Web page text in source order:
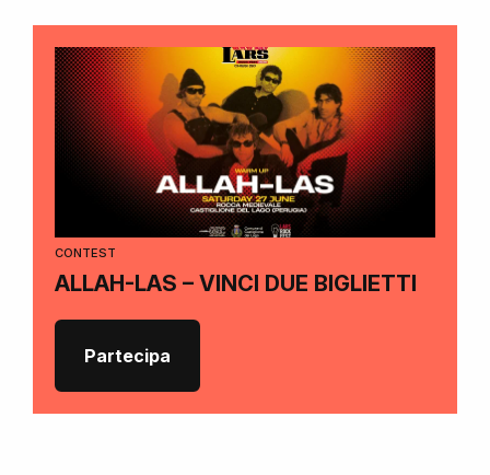
CONTEST
ALLAH-LAS – VINCI DUE BIGLIETTI
Partecipa